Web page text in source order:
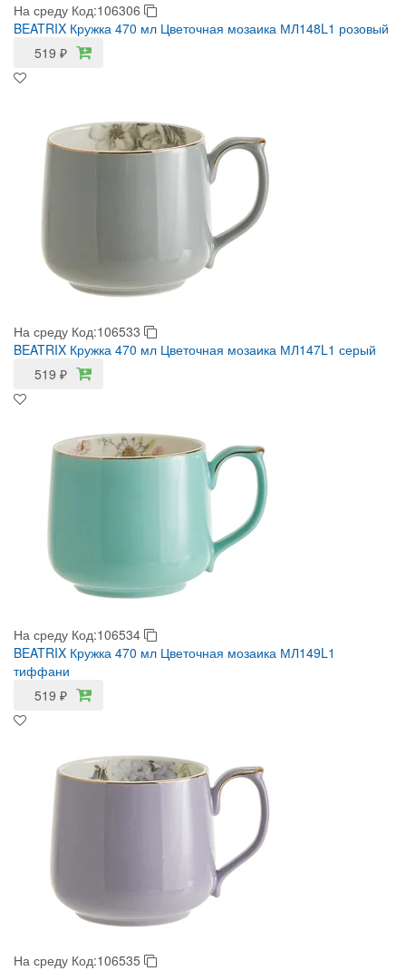
На среду Код:106306
BEATRIX Кружка 470 мл Цветочная мозаика МЛ148L1 розовый
519 ₽
На среду Код:106533
BEATRIX Кружка 470 мл Цветочная мозаика МЛ147L1 серый
519 ₽
На среду Код:106534
BEATRIX Кружка 470 мл Цветочная мозаика МЛ149L1
тиффани
519 ₽
На среду Код:106535